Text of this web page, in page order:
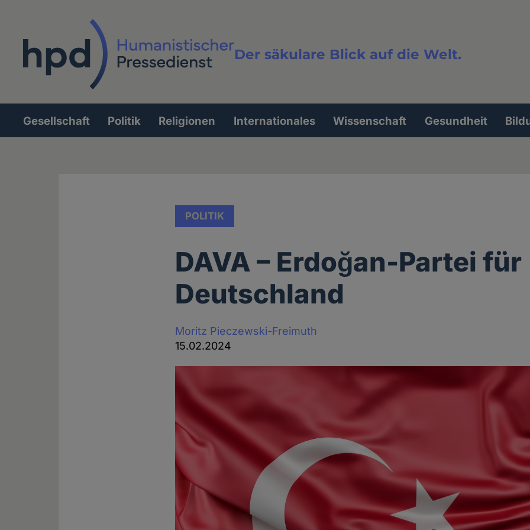
Der säkulare Blick auf die Welt.
Volltextsuche
Hauptnavigation
Gesellschaft Politik Religionen Internationales Wissenschaft Gesundheit
POLITIK
DAVA – Erdoğan-Partei für
Deutschland
Moritz Pieczewski-Freimuth
15.02.2024